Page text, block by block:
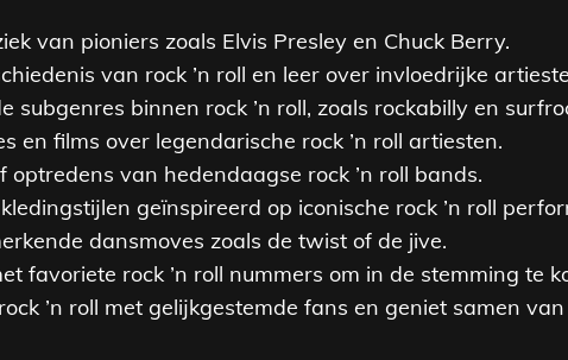
van pioniers zoals Elvis Presley en Chuck Berry.
van rock ’n roll en leer over invloedrijke
subgenres binnen rock ’n roll, zoals rockabilly en
en films over legendarische rock ’n roll artiesten.
optredens van hedendaagse rock ’n roll bands.
geïnspireerd op iconische rock ’n roll
dansmoves zoals de twist of de jive.
favoriete rock ’n roll nummers om in de stemming te
’n roll met gelijkgestemde fans en geniet samen